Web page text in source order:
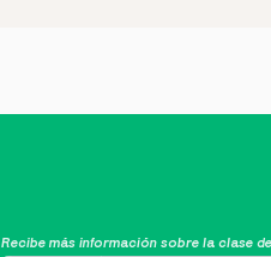
Recibe más información sobre la clase